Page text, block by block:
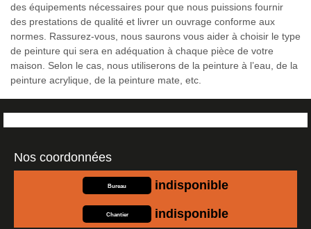
des équipements nécessaires pour que nous puissions fournir
des prestations de qualité et livrer un ouvrage conforme aux
normes. Rassurez-vous, nous saurons vous aider à choisir le type
de peinture qui sera en adéquation à chaque pièce de votre
maison. Selon le cas, nous utiliserons de la peinture à l’eau, de la
peinture acrylique, de la peinture mate, etc.
Nos coordonnées
Bureau indisponible
Chantier indisponible